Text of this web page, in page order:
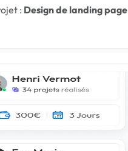
: Design de landing page